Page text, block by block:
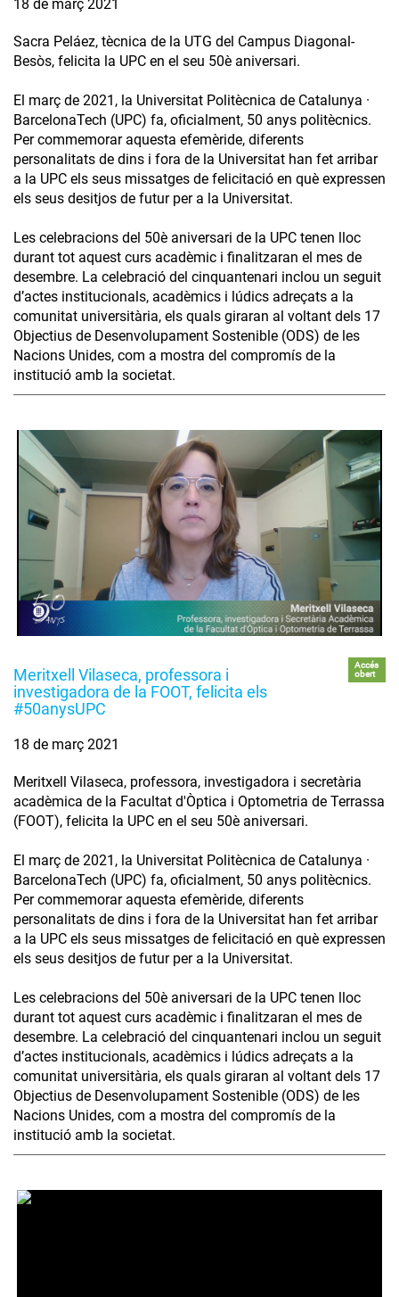
18 de març 2021
Sacra Peláez, tècnica de la UTG del Campus Diagonal-
Besòs, felicita la UPC en el seu 50è aniversari.
El març de 2021, la Universitat Politècnica de Catalunya ·
BarcelonaTech (UPC) fa, oficialment, 50 anys politècnics.
Per commemorar aquesta efemèride, diferents
personalitats de dins i fora de la Universitat han fet arribar
a la UPC els seus missatges de felicitació en què expressen
els seus desitjos de futur per a la Universitat.
Les celebracions del 50è aniversari de la UPC tenen lloc
durant tot aquest curs acadèmic i finalitzaran el mes de
desembre. La celebració del cinquantenari inclou un seguit
d’actes institucionals, acadèmics i lúdics adreçats a la
comunitat universitària, els quals giraran al voltant dels 17
Objectius de Desenvolupament Sostenible (ODS) de les
Nacions Unides, com a mostra del compromís de la
institució amb la societat.
Meritxell Vilaseca, professora i
investigadora de la FOOT, felicita els
#50anysUPC
Accés
obert
18 de març 2021
Meritxell Vilaseca, professora, investigadora i secretària
acadèmica de la Facultat d'Òptica i Optometria de Terrassa
(FOOT), felicita la UPC en el seu 50è aniversari.
El març de 2021, la Universitat Politècnica de Catalunya ·
BarcelonaTech (UPC) fa, oficialment, 50 anys politècnics.
Per commemorar aquesta efemèride, diferents
personalitats de dins i fora de la Universitat han fet arribar
a la UPC els seus missatges de felicitació en què expressen
els seus desitjos de futur per a la Universitat.
Les celebracions del 50è aniversari de la UPC tenen lloc
durant tot aquest curs acadèmic i finalitzaran el mes de
desembre. La celebració del cinquantenari inclou un seguit
d’actes institucionals, acadèmics i lúdics adreçats a la
comunitat universitària, els quals giraran al voltant dels 17
Objectius de Desenvolupament Sostenible (ODS) de les
Nacions Unides, com a mostra del compromís de la
institució amb la societat.